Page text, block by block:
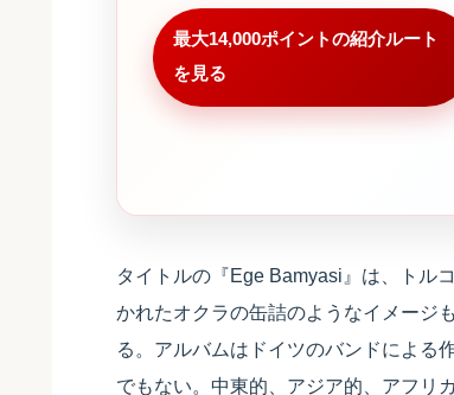
最大14,000ポイントの紹介ルート
を見る
タイトルの『Ege Bamyasi』は、トル
かれたオクラの缶詰のようなイメージ
る。アルバムはドイツのバンドによる
でもない。中東的、アジア的、アフリ